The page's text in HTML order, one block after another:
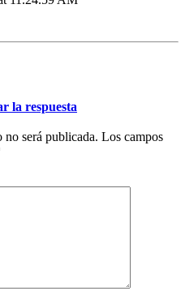
la respuesta
será publicada. Los campos